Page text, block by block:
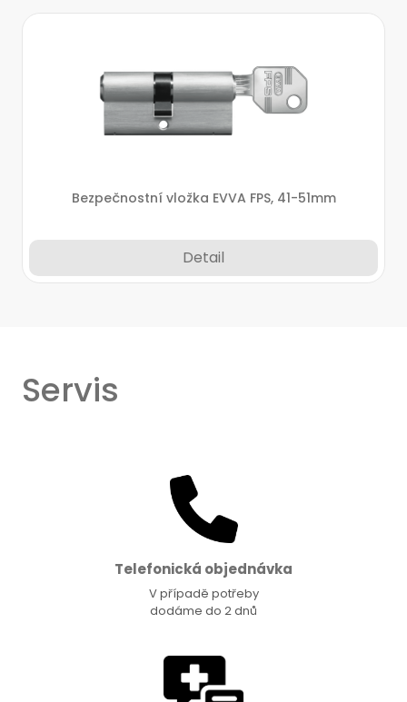
Bezpečnostní vložka EVVA FPS, 41-51mm
Detail
Servis
Telefonická objednávka
V případě potřeby
dodáme do 2 dnů